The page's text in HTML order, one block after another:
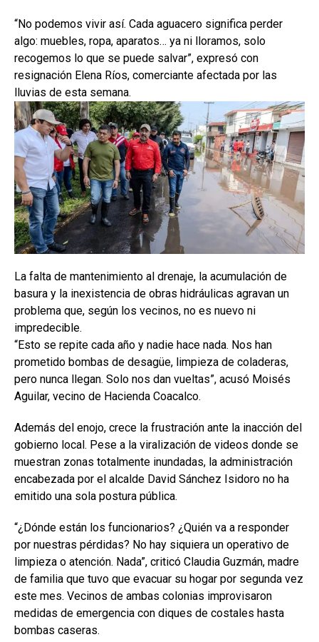
“No podemos vivir así. Cada aguacero significa perder
algo: muebles, ropa, aparatos… ya ni lloramos, solo
recogemos lo que se puede salvar”, expresó con
resignación Elena Ríos, comerciante afectada por las
lluvias de esta semana.
La falta de mantenimiento al drenaje, la acumulación de
basura y la inexistencia de obras hidráulicas agravan un
problema que, según los vecinos, no es nuevo ni
impredecible.
“Esto se repite cada año y nadie hace nada. Nos han
prometido bombas de desagüe, limpieza de coladeras,
pero nunca llegan. Solo nos dan vueltas”, acusó Moisés
Aguilar, vecino de Hacienda Coacalco.
Además del enojo, crece la frustración ante la inacción del
gobierno local. Pese a la viralización de videos donde se
muestran zonas totalmente inundadas, la administración
encabezada por el alcalde David Sánchez Isidoro no ha
emitido una sola postura pública.
“¿Dónde están los funcionarios? ¿Quién va a responder
por nuestras pérdidas? No hay siquiera un operativo de
limpieza o atención. Nada”, criticó Claudia Guzmán, madre
de familia que tuvo que evacuar su hogar por segunda vez
este mes. Vecinos de ambas colonias improvisaron
medidas de emergencia con diques de costales hasta
bombas caseras.